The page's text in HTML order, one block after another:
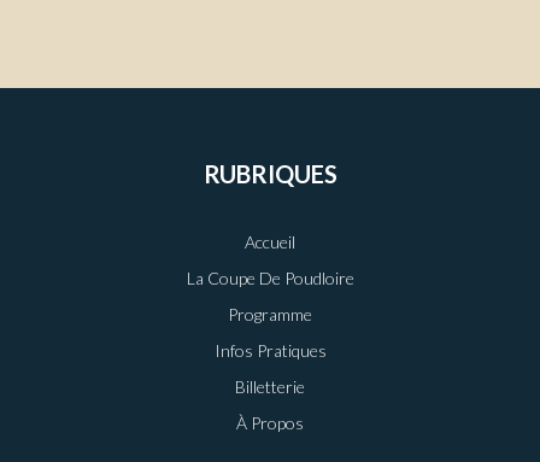
RUBRIQUES
Accueil
La Coupe De Poudloire
Programme
Infos Pratiques
Billetterie
À Propos